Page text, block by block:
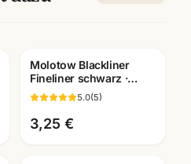
Molotow Blackliner
Fineliner schwarz ·
pigmentiert +
dokumentenecht ·
Künstlerbedarf
5.0(5)
3,25 €